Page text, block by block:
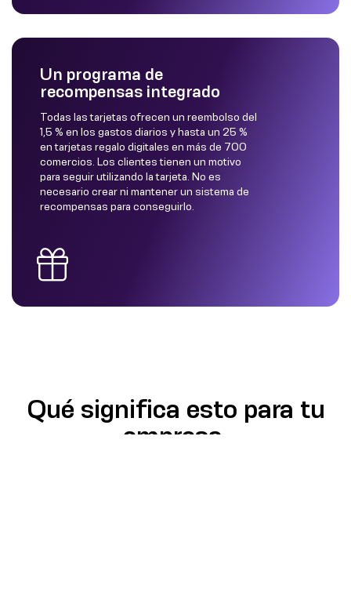
Un programa de
recompensas integrado
Todas las tarjetas ofrecen un reembolso del
1,5 % en los gastos diarios y hasta un 25 %
en tarjetas regalo digitales en más de 700
comercios. Los clientes tienen un motivo
para seguir utilizando la tarjeta. No es
necesario crear ni mantener un sistema de
recompensas para conseguirlo.
Qué significa esto para tu
empresa